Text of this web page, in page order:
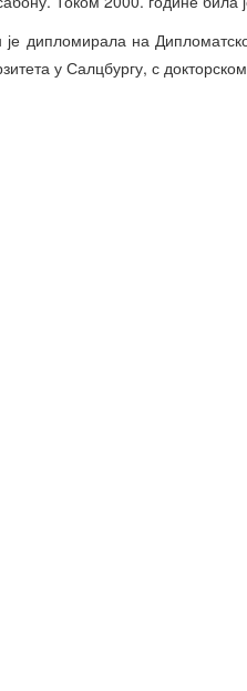
дипломирала на
у Салцбургу, с